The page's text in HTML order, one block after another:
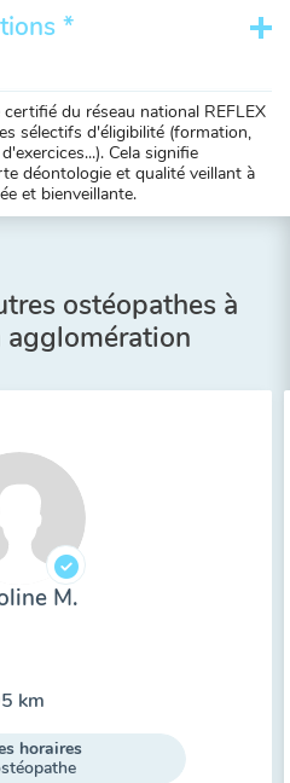
*
du réseau national REFLEX
sélectifs d'éligibilité (formation,
Cela signifie
déontologie et qualité veillant à
et bienveillante.
ostéopathes à
agglomération
M.
km
horaires